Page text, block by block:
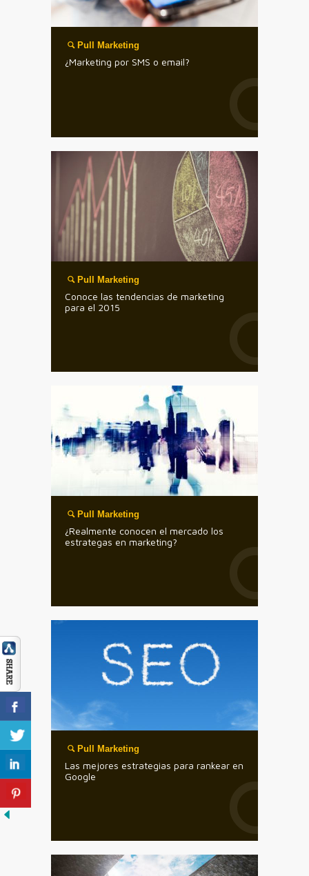
Pull Marketing
¿Marketing por SMS o email?
Pull Marketing
Conoce las tendencias de marketing
para el 2015
Pull Marketing
¿Realmente conocen el mercado los
estrategas en marketing?
Pull Marketing
Las mejores estrategias para rankear en
Google